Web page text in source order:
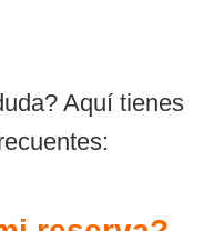
Aquí tienes